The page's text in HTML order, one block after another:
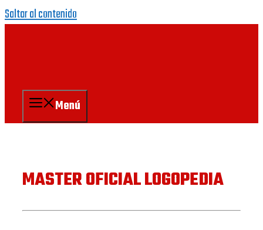
Saltar al contenido
Menú
MASTER OFICIAL LOGOPEDIA